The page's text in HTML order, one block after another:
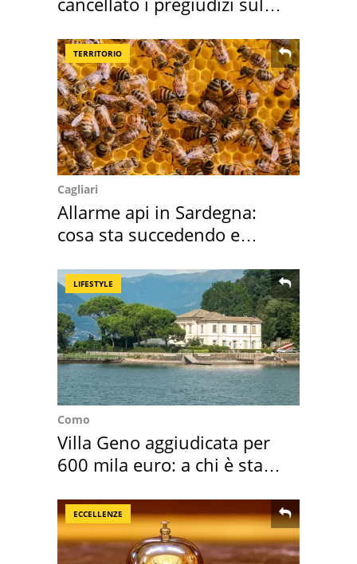
TERRITORIO
Cagliari
Allarme api in Sardegna:
cosa sta succedendo e
LIFESTYLE
Como
Villa Geno aggiudicata per
600 mila euro: a chi è stata
ECCELLENZE